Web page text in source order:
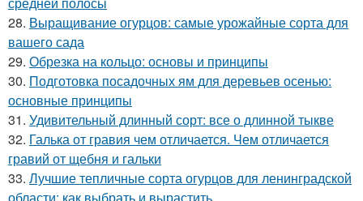
28. Выращивание огурцов: самые урожайные сорта для
вашего сада
29. Обрезка на кольцо: основы и принципы
30. Подготовка посадочных ям для деревьев осенью:
основные принципы
31. Удивительный длинный сорт: все о длинной тыкве
32. Галька от гравия чем отличается. Чем отличается
гравий от щебня и гальки
33. Лучшие тепличные сорта огурцов для ленинградской
области: как выбрать и вырастить